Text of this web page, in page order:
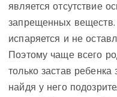
является отсутствие
запрещенных
испаряется и не
Поэтому чаще всего
только застав
найдя у него